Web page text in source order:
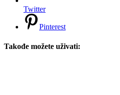
Twitter
Pinterest
Takođe možete uživati: